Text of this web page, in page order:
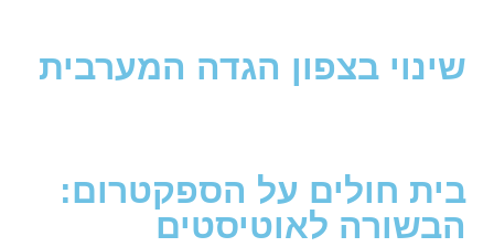
שינוי בצפון הגדה המערבית
בית חולים על הספקטרום:
הבשורה לאוטיסטים